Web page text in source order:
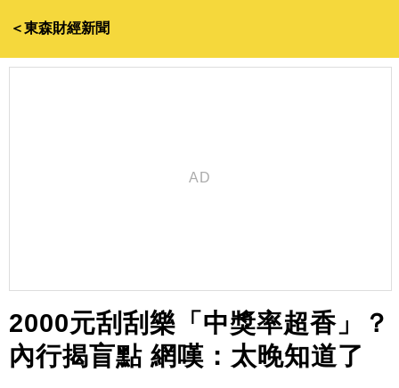
＜東森財經新聞
2000元刮刮樂「中獎率超香」？
內行揭盲點 網嘆：太晚知道了